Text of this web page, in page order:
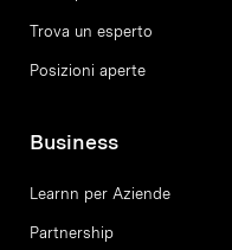
Trova un esperto
Posizioni aperte
Business
Learnn per Aziende
Partnership